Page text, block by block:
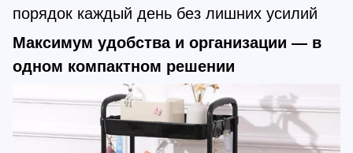
порядок каждый день без лишних усилий
Максимум удобства и организации — в
одном компактном решении